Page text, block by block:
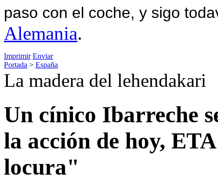
paso con el coche, y sigo
Alemania.
Imprimir Enviar
Portada > España
La madera del lehendakari
Un cínico Ibarreche
la acción de hoy,
locura"